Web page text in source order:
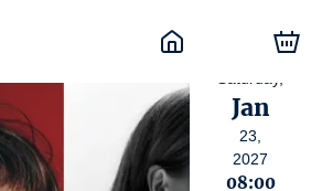
Jan
23,
2027
08:00